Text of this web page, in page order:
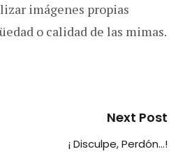
imágenes propias
o calidad de las mimas.
Next Post
¡ Disculpe, Perdón…!